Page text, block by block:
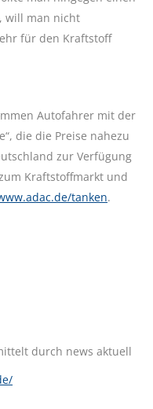
will man nicht
für den Kraftstoff
Autofahrer mit der
die die Preise nahezu
zur Verfügung
Kraftstoffmarkt und
tanken.
durch news aktuell